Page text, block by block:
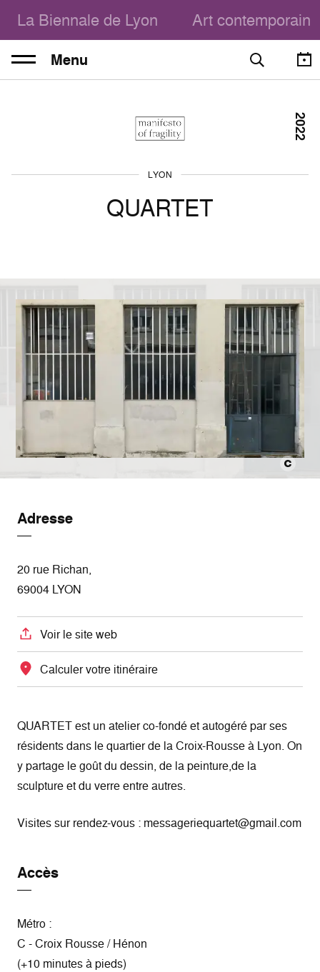
La Biennale de Lyon Art contemporain
Menu
LYON
QUARTET
2022
Adresse
20 rue Richan,
69004 LYON
Voir le site web
Calculer votre itinéraire
QUARTET est un atelier co-fondé et autogéré par ses
résidents dans le quartier de la Croix-Rousse à Lyon. On
y partage le goût du dessin, de la peinture,de la
sculpture et du verre entre autres.
Visites sur rendez-vous : messageriequartet@gmail.com
Accès
Métro :
C - Croix Rousse / Hénon
(+10 minutes à pieds)